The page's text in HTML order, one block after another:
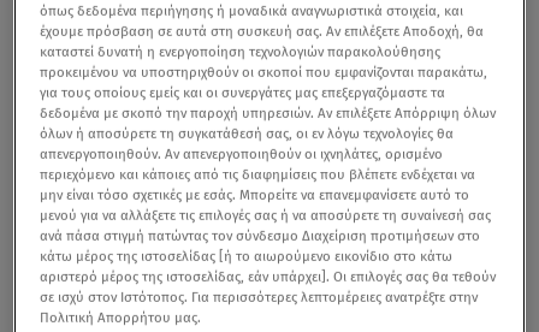
όπως δεδομένα περιήγησης ή μοναδικά αναγνωριστικά στοιχεία, και
έχουμε πρόσβαση σε αυτά στη συσκευή σας. Αν επιλέξετε Αποδοχή, θα
καταστεί δυνατή η ενεργοποίηση τεχνολογιών παρακολούθησης
προκειμένου να υποστηριχθούν οι σκοποί που εμφανίζονται παρακάτω,
για τους οποίους εμείς και οι συνεργάτες μας επεξεργαζόμαστε τα
δεδομένα με σκοπό την παροχή υπηρεσιών. Αν επιλέξετε Απόρριψη όλων
όλων ή αποσύρετε τη συγκατάθεσή σας, οι εν λόγω τεχνολογίες θα
απενεργοποιηθούν. Αν απενεργοποιηθούν οι ιχνηλάτες, ορισμένο
περιεχόμενο και κάποιες από τις διαφημίσεις που βλέπετε ενδέχεται να
μην είναι τόσο σχετικές με εσάς. Μπορείτε να επανεμφανίσετε αυτό το
μενού για να αλλάξετε τις επιλογές σας ή να αποσύρετε τη συναίνεσή σας
ανά πάσα στιγμή πατώντας τον σύνδεσμο Διαχείριση προτιμήσεων στο
κάτω μέρος της ιστοσελίδας [ή το αιωρούμενο εικονίδιο στο κάτω
αριστερό μέρος της ιστοσελίδας, εάν υπάρχει]. Οι επιλογές σας θα τεθούν
σε ισχύ στον Ιστότοπος. Για περισσότερες λεπτομέρειες ανατρέξτε στην
Πολιτική Απορρήτου μας.